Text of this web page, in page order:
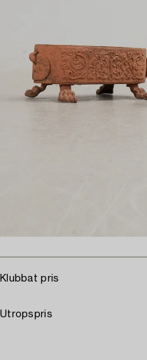
Klubbat pris
Utropspris